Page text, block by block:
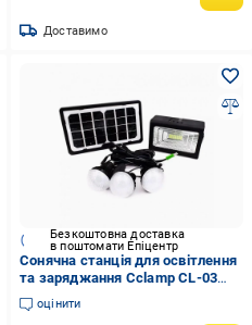
Доставимо
Безкоштовна доставка
в поштомати Епіцентр
Сонячна станція для освітлення
та заряджання Cclamp CL-03
(CcLamp CL-03)
оцінити